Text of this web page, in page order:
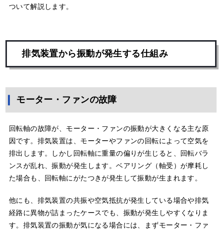
ついて解説します。
排気装置から振動が発生する仕組み
モーター・ファンの故障
回転軸の故障が、モーター・ファンの振動が大きくなる主な原
因です。排気装置は、モーターやファンの回転によって空気を
排出します。しかし回転軸に重量の偏りが生じると、回転バラ
ンスが乱れ、振動が発生します。ベアリング（軸受）が摩耗し
た場合も、回転軸にがたつきが発生して振動が生まれます。
他にも、排気装置の共振や空気抵抗が発生している場合や排気
経路に異物が詰まったケースでも、振動が発生しやすくなりま
す。排気装置の振動が気になる場合には、まずモーター・ファ